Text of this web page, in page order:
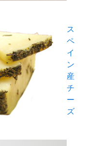
ス
ペ
イ
ン
産
チ
ー
ズ